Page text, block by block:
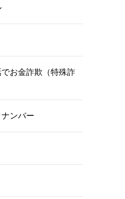
お金詐欺（特殊詐
ンバー